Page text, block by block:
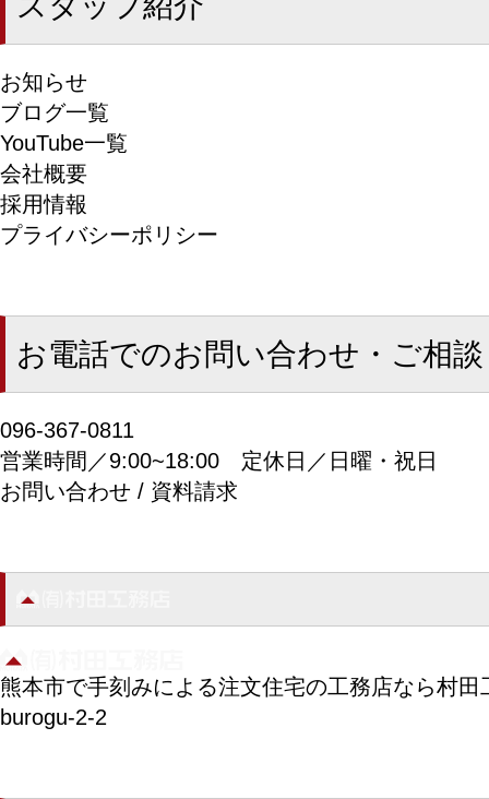
お知らせ
ブログ一覧
YouTube一覧
会社概要
採用情報
プライバシーポリシー
お電話でのお問い合わせ・ご相談
096-367-0811
営業時間／9:00~18:00 定休日／日曜・祝日
お問い合わせ / 資料請求
熊本市で手刻みによる注文住宅の工務店なら村田
burogu-2-2